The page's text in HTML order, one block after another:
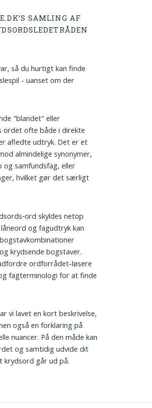
SAMLING AF
så du hurtigt kan finde
- uanset om der
"blandet" eller
ordet ofte både i direkte
afledte udtryk. Det er et
almindelige synonymer,
og samfundsfag, eller
hvilket gør det særligt
skyldes netop
og fagudtryk kan
krydsende bogstaver.
ordforrådet-løsere
fagterminologi for at finde
vi lavet en kort beskrivelse,
også en forklaring på
nuancer. På den måde kan
og samtidig udvide dit
går ud på.